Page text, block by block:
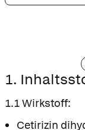
PZN
1.
1.1 Wirkstoff:
Cetirizin